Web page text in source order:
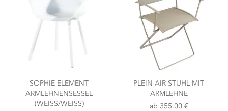
SOPHIE ELEMENT
ARMLEHNENSESSEL
(WEISS/WEISS)
PLEIN AIR STUHL MIT
ARMLEHNE
ab 355,00 €